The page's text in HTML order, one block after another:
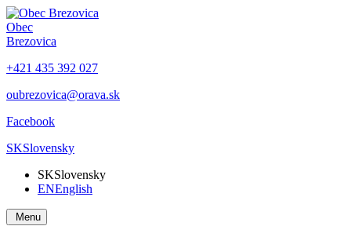
Obec
Brezovica
+421 435 392 027
oubrezovica@orava.sk
Facebook
SKSlovensky
SKSlovensky
ENEnglish
Menu